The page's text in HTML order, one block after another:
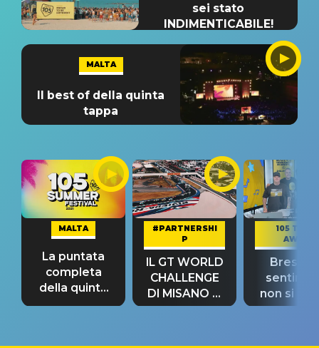
sei stato
INDIMENTICABILE!
MALTA
Il best of della quinta
tappa
MALTA
La puntata
completa
della quinta
tappa
#PARTNERSHI
P
IL GT WORLD
CHALLENGE
DI MISANO si
riconferma
105 TAKE
AWAY
Bresh:
non si
fino alla